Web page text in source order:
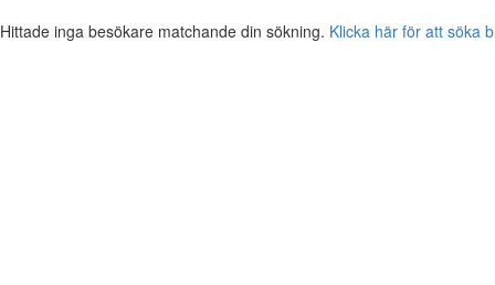
Hittade inga besökare matchande din sökning. Klicka här för att söka